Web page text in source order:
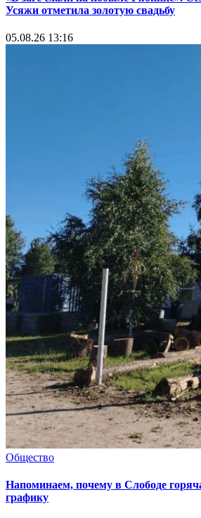
Усяжи отметила золотую свадьбу
05.08.26 13:16
Общество
Напоминаем, почему в Слободе
графику